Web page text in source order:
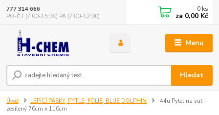
Menu
Hledat
777 314 666
PO-ČT (7:00-15:30) PA (7:00-12:00)
0 ks
za 0,00 Kč
Úvod LEPÍCÍ PÁSKY, PYTLE, FÓLIE, BLUE DOLPHIN
44u Pytel na suť -
zesílený 70cm x 110cm